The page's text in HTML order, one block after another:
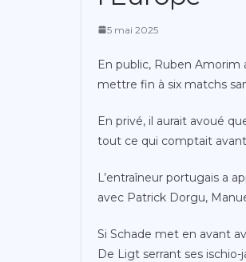
5 mai 2025
En public, Ruben
mettre fin à six matchs
En privé, il aurait avoué
tout ce qui comptait
L’entraîneur portugais a
avec Patrick Dorgu,
Si Schade met en avant
De Ligt serrant ses